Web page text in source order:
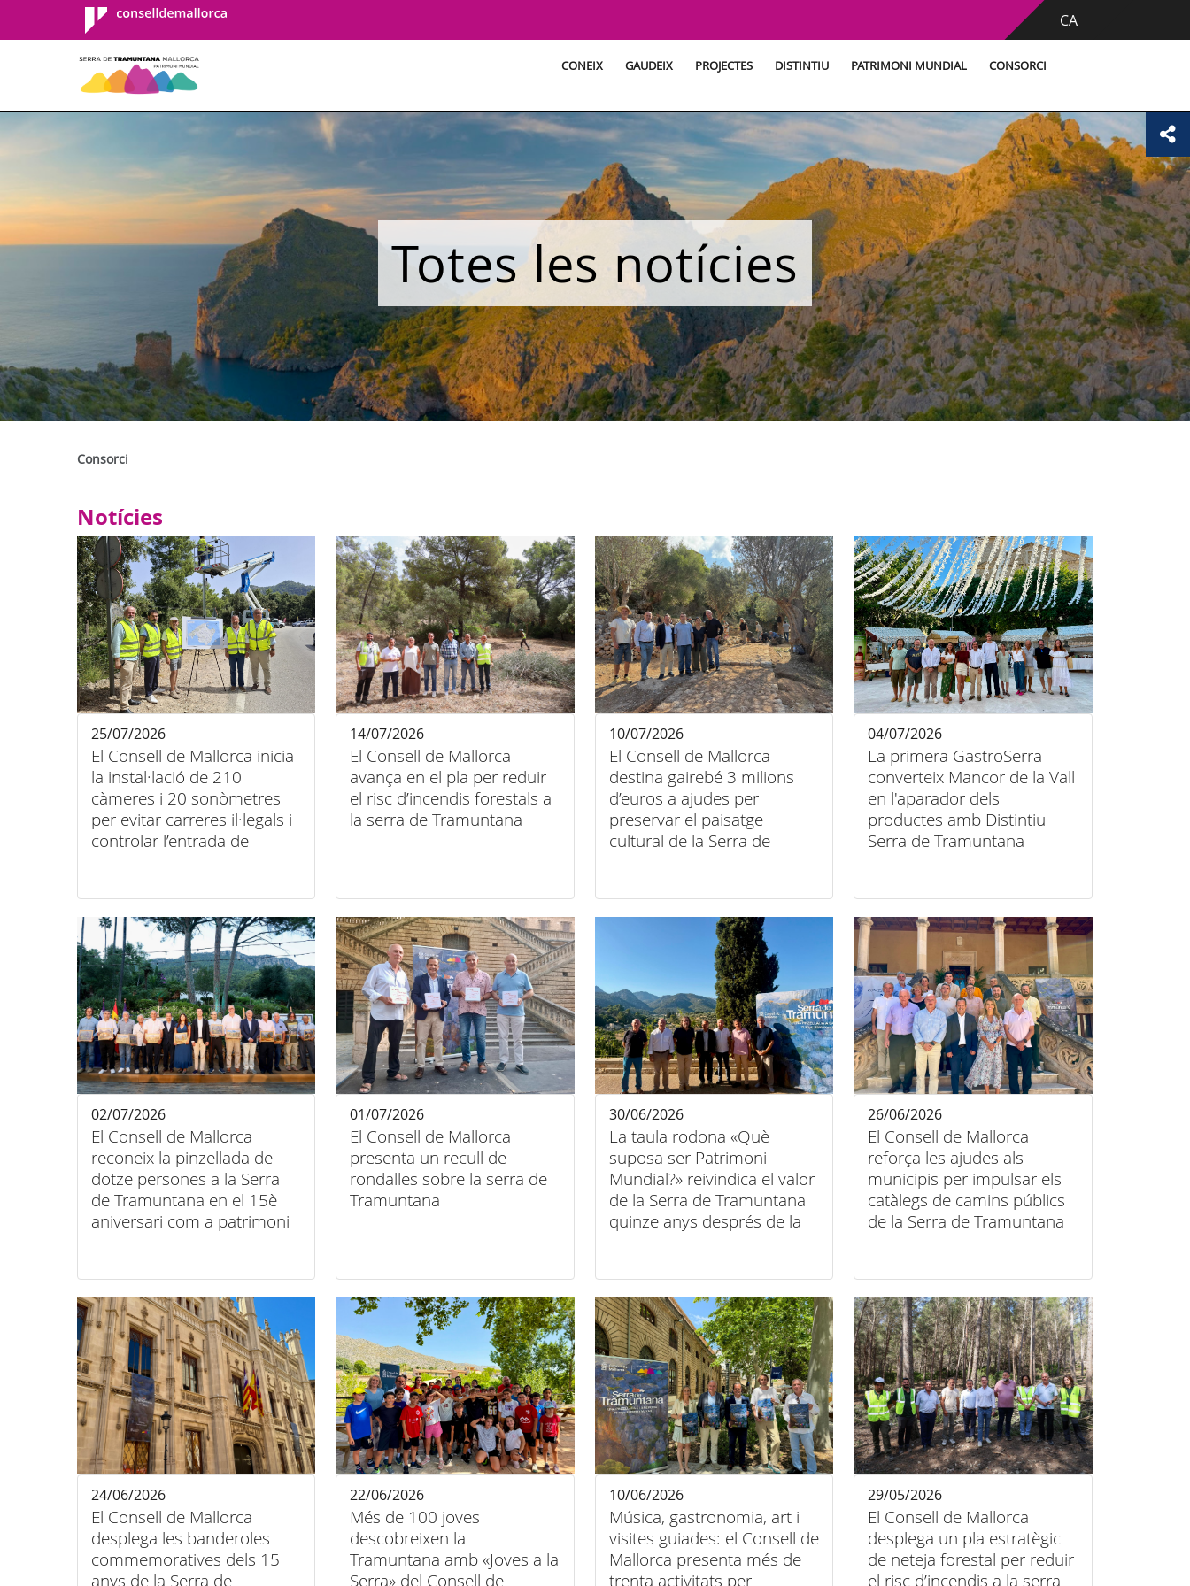
Consell de
Mallorca
CA
CONEIX GAUDEIX PROJECTES DISTINTIU PATRIMONI MUNDIAL CONSORCI
Totes les notícies
Consorci
Notícies
El Consell de Mallorca inicia
la instal·lació de 210
càmeres i 20 sonòmetres
per evitar carreres il·legals i
controlar l’entrada de
25/07/2026
El Consell de Mallorca
avança en el pla per reduir
el risc d’incendis forestals a
la serra de Tramuntana
14/07/2026
El Consell de Mallorca
destina gairebé 3 milions
d’euros a ajudes per
preservar el paisatge
cultural de la Serra de
10/07/2026
La primera GastroSerra
converteix Mancor de la Vall
en l'aparador dels
productes amb Distintiu
Serra de Tramuntana
04/07/2026
El Consell de Mallorca
reconeix la pinzellada de
dotze persones a la Serra
de Tramuntana en el 15è
aniversari com a patrimoni
02/07/2026
El Consell de Mallorca
presenta un recull de
rondalles sobre la serra de
Tramuntana
01/07/2026
La taula rodona «Què
suposa ser Patrimoni
Mundial?» reivindica el valor
de la Serra de Tramuntana
quinze anys després de la
30/06/2026
El Consell de Mallorca
reforça les ajudes als
municipis per impulsar els
catàlegs de camins públics
de la Serra de Tramuntana
26/06/2026
El Consell de Mallorca
desplega les banderoles
commemoratives dels 15
anys de la Serra de
24/06/2026
Més de 100 joves
descobreixen la
Tramuntana amb «Joves a la
Serra» del Consell de
22/06/2026
Música, gastronomia, art i
visites guiades: el Consell de
Mallorca presenta més de
trenta activitats per
10/06/2026
El Consell de Mallorca
desplega un pla estratègic
de neteja forestal per reduir
el risc d’incendis a la serra
29/05/2026